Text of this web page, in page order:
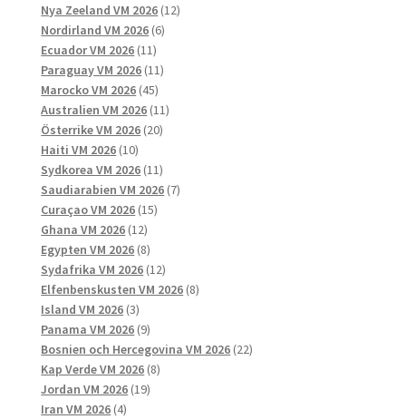
produkter
Nya Zeeland VM 2026 1212
Nordirland VM 2026 66
Ecuador VM 2026 1111
produkter
Paraguay VM 2026 1111
Marocko VM 2026 4545
produkter
Australien VM 2026 1111
Österrike VM 2026 2020
Haiti VM 2026 1010
produkter
Sydkorea VM 2026 1111
produkter
Saudiarabien VM 2026 77
Curaçao VM 2026 1515
Ghana VM 2026 1212
produkter
Egypten VM 2026 88
produkter
Sydafrika VM 2026 1212
produkter
Elfenbenskusten VM 2026 88
Island VM 2026 33
produkter
Panama VM 2026 99
produkter
Bosnien och Hercegovina VM 2026 2222
Kap Verde VM 2026 88
Jordan VM 2026 1919
Iran VM 2026 44